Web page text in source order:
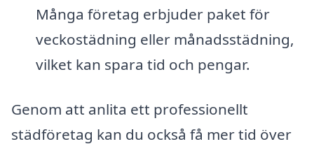
Många företag erbjuder paket för
veckostädning eller månadsstädning,
vilket kan spara tid och pengar.
Genom att anlita ett professionellt
städföretag kan du också få mer tid över